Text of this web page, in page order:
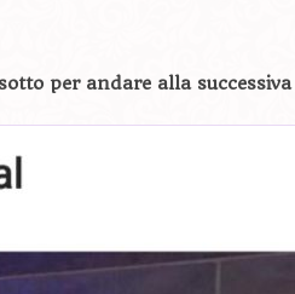
per andare alla successiva